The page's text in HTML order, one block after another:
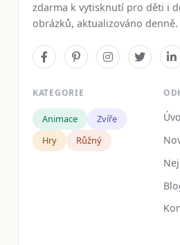
zdarma k vytisknutí pro děti i
obrázků, aktualizováno denně.
KATEGORIE
Animace
Zvíře
Hry
Růžný